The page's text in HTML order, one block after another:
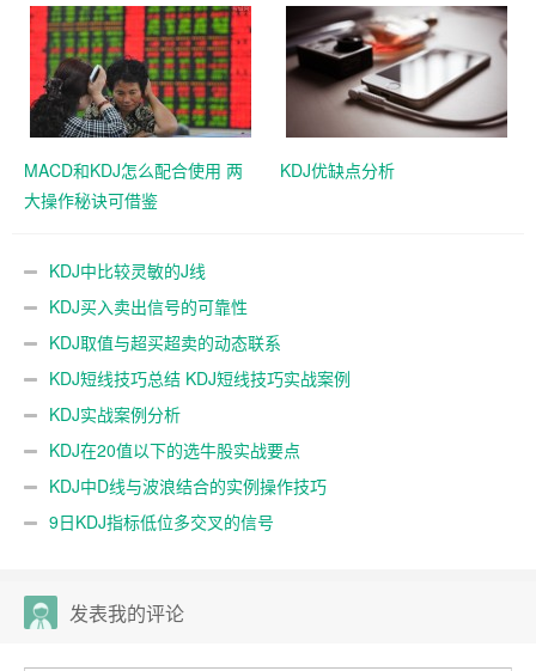
MACD和KDJ怎么配合使用 两
大操作秘诀可借鉴
KDJ优缺点分析
KDJ中比较灵敏的J线
KDJ买入卖出信号的可靠性
KDJ取值与超买超卖的动态联系
KDJ短线技巧总结 KDJ短线技巧实战案例
KDJ实战案例分析
KDJ在20值以下的选牛股实战要点
KDJ中D线与波浪结合的实例操作技巧
9日KDJ指标低位多交叉的信号
发表我的评论